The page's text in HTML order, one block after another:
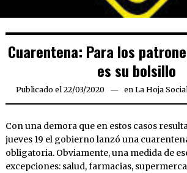
Cuarentena: Para los
es su bolsillo
Publicado el 22/03/2020 22/03/2020
en La Hoja
Con una demora que en estos casos
jueves 19 el gobierno lanzó una
obligatoria. Obviamente, una medida de
excepciones: salud, farmacias,